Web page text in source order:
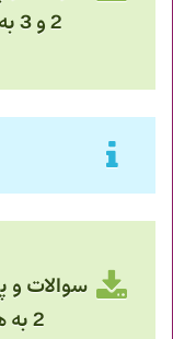
2 و 3 به همراه کلید 1404
2 به همراه کلید 1404